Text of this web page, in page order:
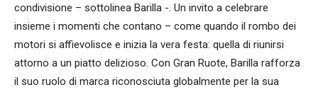
condivisione – sottolinea Barilla -. Un invito a celebrare
insieme i momenti che contano – come quando il rombo dei
motori si affievolisce e inizia la vera festa: quella di riunirsi
attorno a un piatto delizioso. Con Gran Ruote, Barilla rafforza
il suo ruolo di marca riconosciuta globalmente per la sua